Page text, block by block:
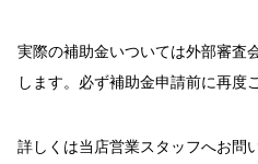
実際の補助金いついては外部審査
します。必ず補助金申請前に再度
詳しくは当店営業スタッフへお問